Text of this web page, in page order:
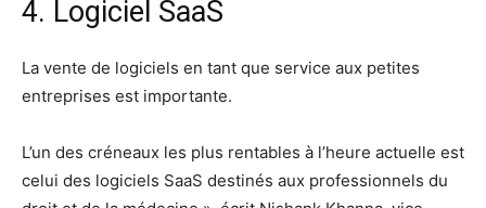
4. Logiciel SaaS
La vente de logiciels en tant que service aux petites
entreprises est importante.
L’un des créneaux les plus rentables à l’heure actuelle est
celui des logiciels SaaS destinés aux professionnels du